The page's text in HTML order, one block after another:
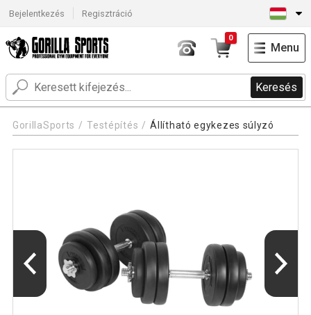
Bejelentkezés Regisztráció
Keresés
0
Menu
GorillaSports Testépítés Állítható egykezes súlyzó